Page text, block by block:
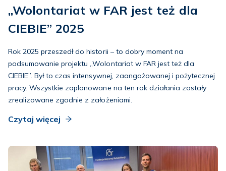
„Wolontariat w FAR jest też dla
CIEBIE” 2025
Rok 2025 przeszedł do historii – to dobry moment na
podsumowanie projektu „Wolontariat w FAR jest też dla
CIEBIE”. Był to czas intensywnej, zaangażowanej i pożytecznej
pracy. Wszystkie zaplanowane na ten rok działania zostały
zrealizowane zgodnie z założeniami.
Czytaj więcej